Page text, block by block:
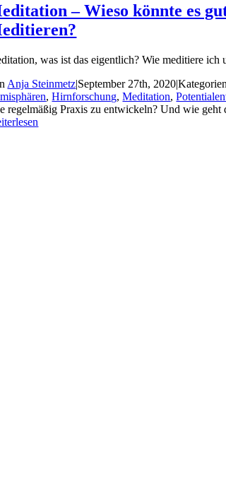
– Wieso könnte es
was ist das eigentlich? Wie meditiere
Anja Steinmetz|September 27th, 2020|
,Hirnforschung,Meditation,
regelmäßig Praxis zu entwickeln? Und wie geht